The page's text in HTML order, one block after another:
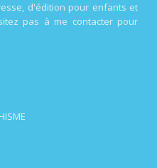
d'édition pour enfants et
pas à me contacter pour